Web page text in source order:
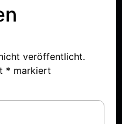
veröffentlicht.
* markiert